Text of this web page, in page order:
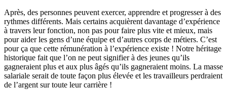
Après, des personnes peuvent exercer, apprendre et progresser à des
rythmes différents. Mais certains acquièrent davantage d’expérience
à travers leur fonction, non pas pour faire plus vite et mieux, mais
pour aider les gens d’une équipe et d’autres corps de métiers. C’est
pour ça que cette rémunération à l’expérience existe ! Notre héritage
historique fait que l’on ne peut signifier à des jeunes qu’ils
gagneraient plus et aux plus âgés qu’ils gagneraient moins. La masse
salariale serait de toute façon plus élevée et les travailleurs perdraient
de l’argent sur toute leur carrière !